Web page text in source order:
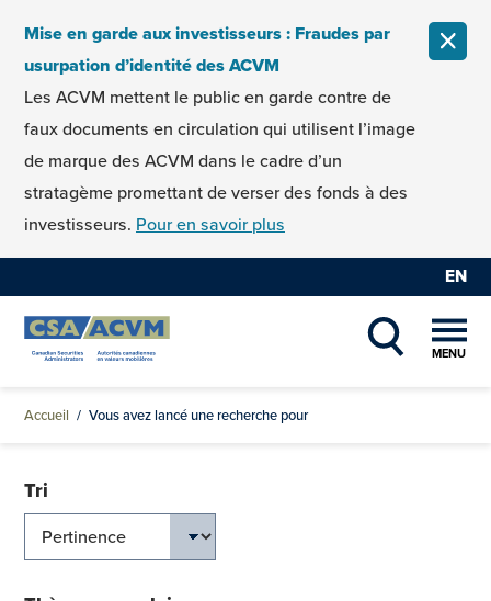
Mise en garde aux investisseurs : Fraudes par
usurpation d’identité des ACVM
Les ACVM mettent le public en garde contre de
faux documents en circulation qui utilisent l’image
de marque des ACVM dans le cadre d’un
stratagème promettant de verser des fonds à des
investisseurs. Pour en savoir plus
EN
MENU
Accueil / Vous avez lancé une recherche pour
Tri